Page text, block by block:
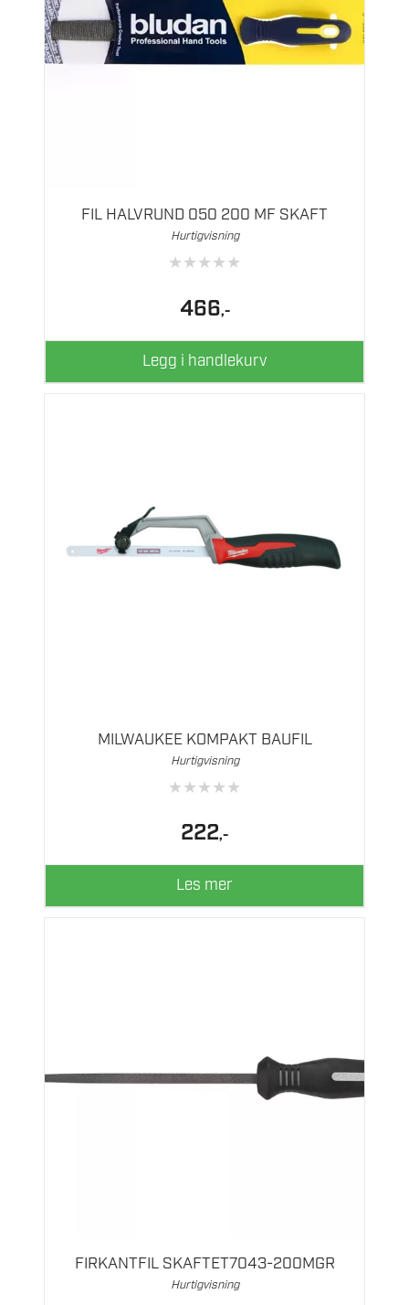
FIL HALVRUND 050 200 MF SKAFT
Hurtigvisning
★★★★★
466,-
Legg i handlekurv
MILWAUKEE KOMPAKT BAUFIL
Hurtigvisning
★★★★★
222,-
Les mer
FIRKANTFIL SKAFTET7043-200MGR
Hurtigvisning